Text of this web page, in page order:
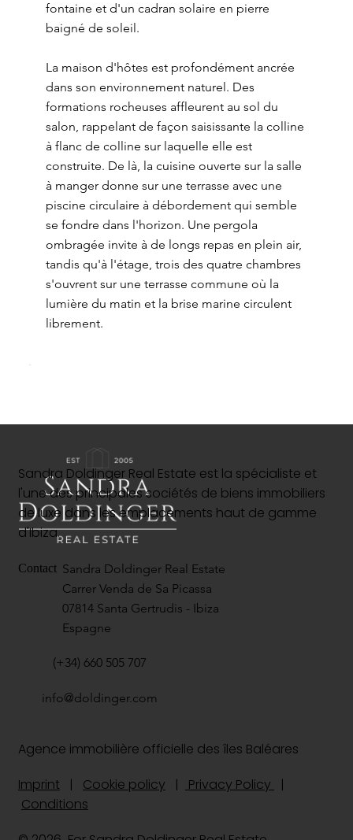
fontaine et d'un cadran solaire en pierre
baigné de soleil.
La maison d'hôtes est profondément ancrée
dans son environnement naturel. Des
formations rocheuses affleurent au sol du
salon, rappelant de façon saisissante la colline
à flanc de colline sur laquelle elle est
construite. De là, la cuisine ouverte sur la salle
à manger donne sur une terrasse avec une
piscine circulaire à débordement qui semble
se fondre dans l'horizon. Une pergola
ombragée invite à de longs repas en plein air,
tandis qu'à l'étage, trois des quatre chambres
s'ouvrent sur une terrasse commune où la
lumière du matin et la brise marine circulent
librement.
Sandra Doldinger Real Estate est la spécialiste et
l'une des principales sociétés de biens immobiliers
de luxe dans les emplacements haut de gamme
d'Ibiza.
Agence immobilière officielle des îles Baléares
Contact Sandra Doldinger Real Estate
Carrer Venda de Sa Picassa
07814 Santa Gertrudis - Ibiza
Espagne
Imprint | Cookie policy | Privacy Policy
|
Conditions
(+34) 660 505 707
info@doldinger.com